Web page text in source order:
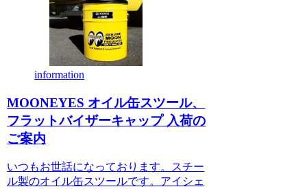
information
MOONEYES オイル缶スツール、
フラットバイザーキャップ 入荷の
ご案内
いつもお世話になっております。スチー
ル製のオイル缶スツールです。アイシェ